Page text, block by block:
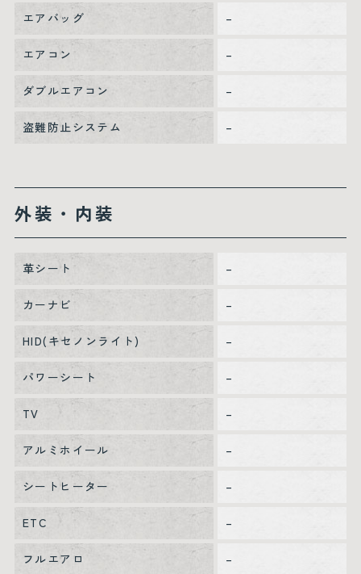
エアバッグ –
エアコン –
ダブルエアコン –
盗難防止システム –
外装・内装
革シート –
カーナビ –
HID(キセノンライト) –
パワーシート –
TV –
アルミホイール –
シートヒーター –
ETC –
フルエアロ –